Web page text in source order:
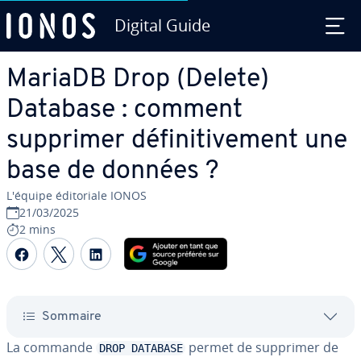
Digital Guide
MariaDB Drop (Delete)
Database : comment
supprimer dé­fi­ni­ti­ve­ment une
base de données ?
L'équipe édi­to­riale IONOS
21/03/2025
2 mins
Partager sur Facebook
Partager sur Twitter
Partager sur LinkedIn
Sommaire
La commande DROP DATABASE permet de supprimer de